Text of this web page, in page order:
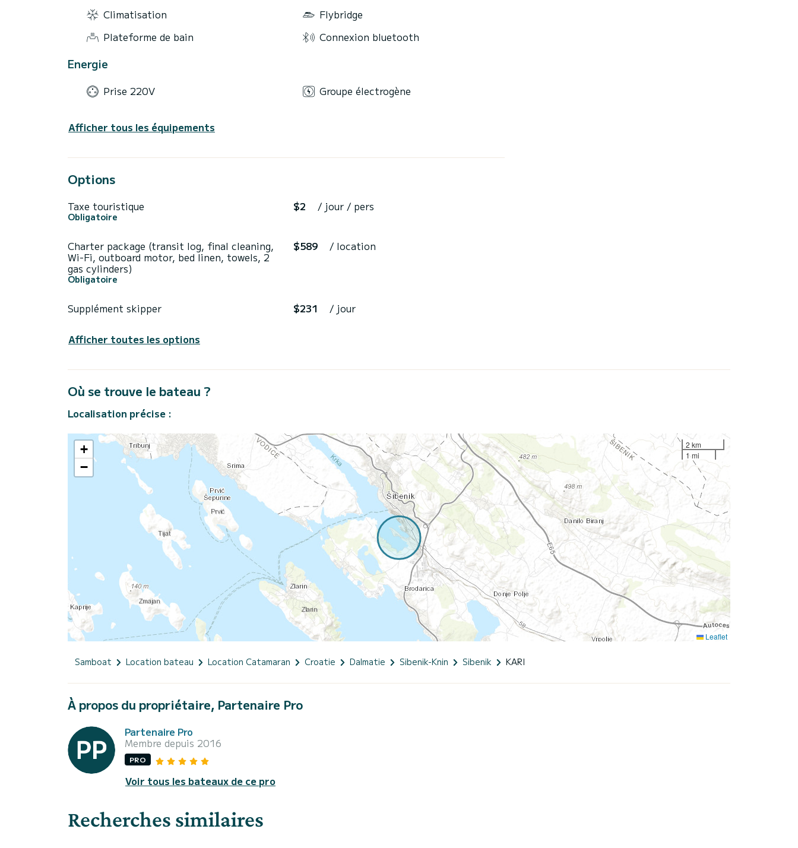
Climatisation
Flybridge
Plateforme de bain
Connexion bluetooth
Energie
Prise 220V Groupe électrogène
Afficher tous les équipements
Options
Taxe touristique
Obligatoire
$2 / jour / pers
Charter package (transit log, final cleaning,
Wi-Fi, outboard motor, bed linen, towels, 2
gas cylinders)
Obligatoire
$589 / location
Supplément skipper $231 / jour
Afficher toutes les options
Où se trouve le bateau ?
Localisation précise :
+
−
2 km
1 mi
Leaflet
Samboat Location bateau Location Catamaran Croatie Dalmatie Sibenik-Knin Sibenik KARI
À propos du propriétaire, Partenaire Pro
Partenaire Pro
Membre depuis 2016
PRO
Voir tous les bateaux de ce pro
Recherches similaires